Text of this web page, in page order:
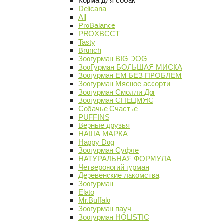
Delicana
All
ProBalance
PROХВОСТ
Tasty
Brunch
Зоогурман BIG DOG
ЗооГурман БОЛЬШАЯ МИСКА
Зоогурман ЕМ БЕЗ ПРОБЛЕМ
Зоогурман Мясное ассорти
Зоогурман Смолли Дог
Зоогурман СПЕЦМЯС
Собачье Счастье
PUFFINS
Верные друзья
НАША МАРКА
Happy Dog
Зоогурман Суфле
НАТУРАЛЬНАЯ ФОРМУЛА
Четвероногий гурман
Деревенские лакомства
Зоогурман
Elato
Mr.Buffalo
Зоогурман пауч
Зоогурман HOLISTIC